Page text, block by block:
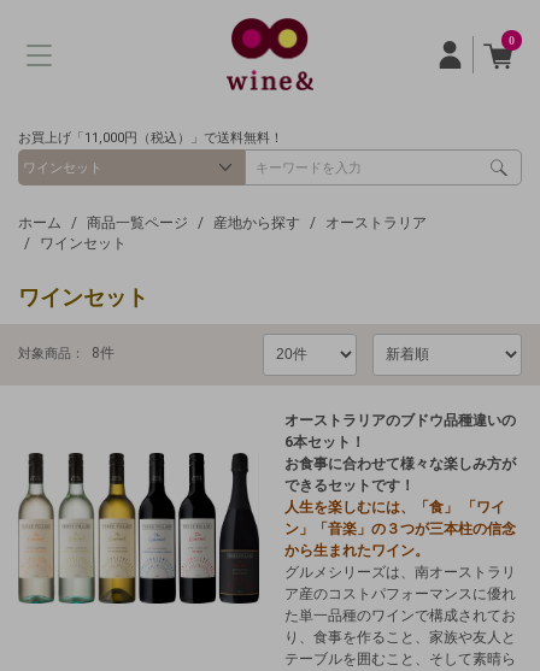
0
お買上げ「11,000円（税込）」で送料無料！
ホーム 商品一覧ページ 産地から探す
オーストラリア
ワインセット
ワインセット
対象商品： 8件
オーストラリアのブドウ品種違いの
6本セット！
お食事に合わせて様々な楽しみ方が
できるセットです！
人生を楽しむには、「食」 「ワイ
ン」「音楽」の３つが三本柱の信念
から生まれたワイン。
グルメシリーズは、南オーストラリ
ア産のコストパフォーマンスに優れ
た単一品種のワインで構成されてお
り、食事を作ること、家族や友人と
テーブルを囲むこと、そして素晴ら